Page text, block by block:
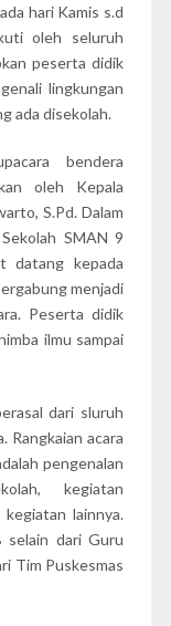
hari Kamis s.d
oleh seluruh
peserta didik
lingkungan
ada disekolah.
bendera
oleh Kepala
S.Pd. Dalam
SMAN 9
datang kepada
menjadi
Peserta didik
ilmu sampai
dari sluruh
Rangkaian acara
pengenalan
kegiatan
lainnya.
selain dari Guru
Tim Puskesmas